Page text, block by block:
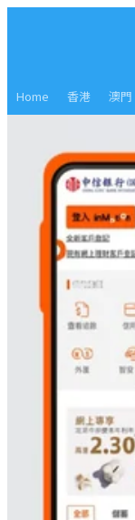
Home 香港 澳門